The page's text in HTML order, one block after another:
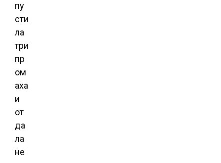
пу
сти
ла
три
пр
ом
аха
и
от
да
ла
не